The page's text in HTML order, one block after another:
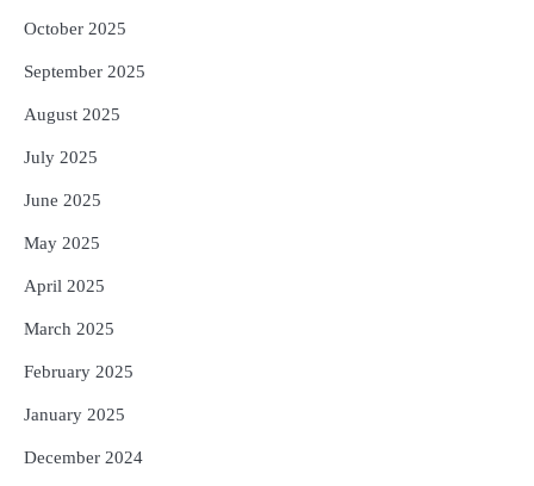
October 2025
September 2025
August 2025
July 2025
June 2025
May 2025
April 2025
March 2025
February 2025
January 2025
December 2024